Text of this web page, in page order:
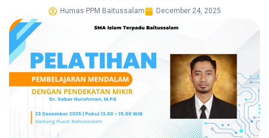
Humas PPM Baitussalam December 24, 2025